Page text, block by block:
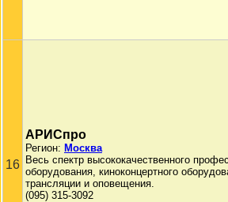
16
АРИСпро
Регион: Москва
Весь спектр высококачественного
оборудования, киноконцертного
трансляции и оповещения.
(095) 315-3092